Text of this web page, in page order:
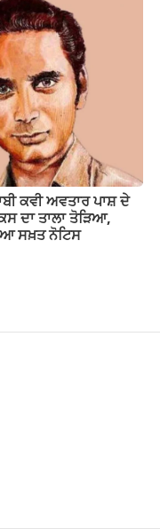
ਕਵੀ ਅਵਤਾਰ ਪਾਸ਼ ਦੇ
ਦਾ ਤਾਲਾ ਤੋੜਿਆ,
ਸਖ਼ਤ ਨੋਟਿਸ